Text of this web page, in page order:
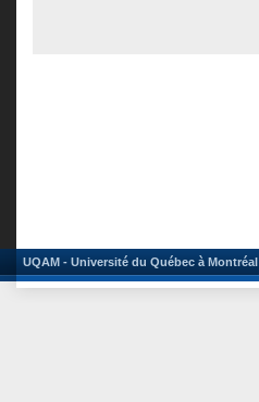
UQAM - Université du Québec à Montréal